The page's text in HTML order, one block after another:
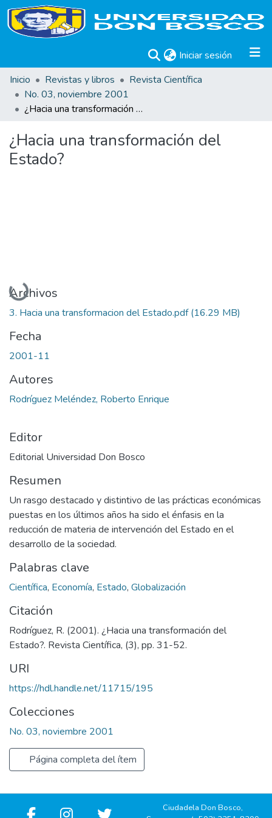
Iniciar sesión (current)
Inicio
Revistas y libros
Revista Científica
No. 03, noviembre 2001
¿Hacia una transformación del Estado?
¿Hacia una transformación del
Estado?
Cargando...
Archivos
3. Hacia una transformacion del Estado.pdf(16.29 MB)
Fecha
2001-11
Autores
Rodríguez Meléndez, Roberto Enrique
Editor
Editorial Universidad Don Bosco
Resumen
Un rasgo destacado y distintivo de las prácticas económicas
puestas en los últimos años ha sido el énfasis en la
reducción de materia de intervención del Estado en el
desarrollo de la sociedad.
Palabras clave
Científica, Economía, Estado, Globalización
Citación
Rodríguez, R. (2001). ¿Hacia una transformación del
Estado?. Revista Científica, (3), pp. 31-52.
URI
https://hdl.handle.net/11715/195
Colecciones
No. 03, noviembre 2001
Página completa del ítem
Ciudadela Don Bosco,